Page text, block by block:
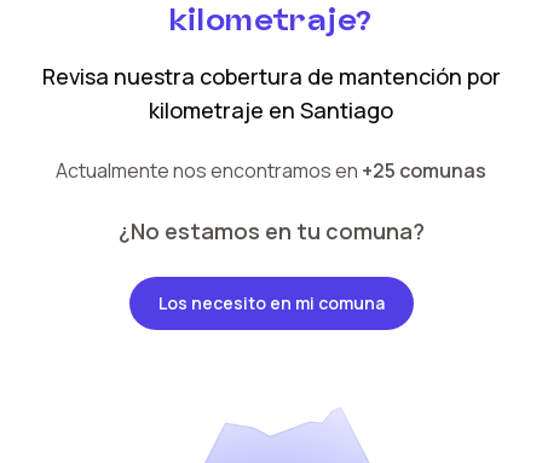
kilometraje?
Revisa nuestra cobertura de mantención por
kilometraje en Santiago
Actualmente nos encontramos en +25 comunas
¿No estamos en tu comuna?
Los necesito en mi comuna